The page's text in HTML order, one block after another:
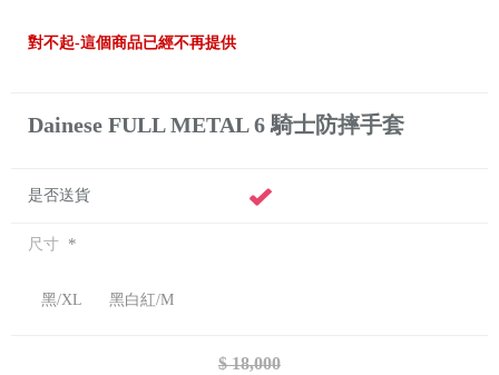
對不起-這個商品已經不再提供
Dainese FULL METAL 6 騎士防摔手套
是否送貨
尺寸 *
黑/XL 黑白紅/M
$ 18,000